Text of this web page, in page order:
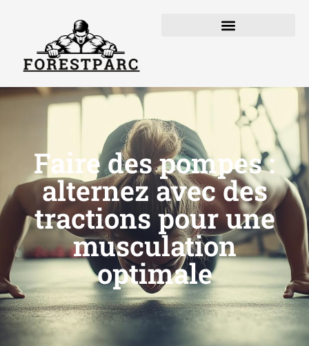
Faire des pompes :
alternez avec des
tractions pour une
musculation
optimale